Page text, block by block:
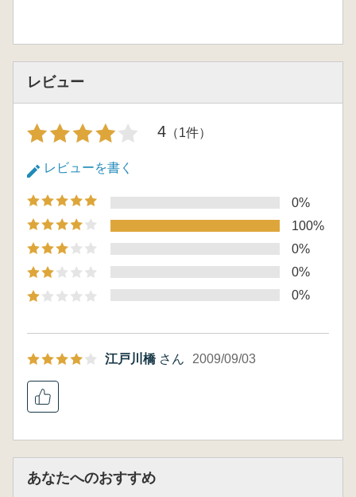
レビュー
4 （1件）
レビューを書く
0%
100%
0%
0%
0%
江戸川橋さん 2009/09/03
あなたへのおすすめ